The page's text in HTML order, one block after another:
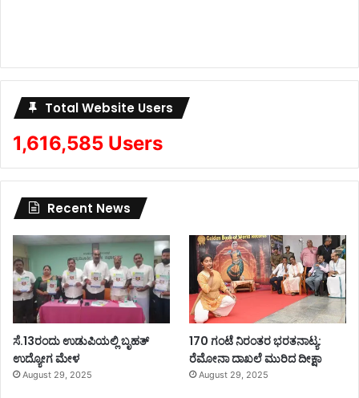
Total Website Users
1,616,585 Users
Recent News
ಸೆ.13ರಂದು ಉಡುಪಿಯಲ್ಲಿ ಬೃಹತ್
ಉದ್ಯೋಗ ಮೇಳ
August 29, 2025
170 ಗಂಟೆ ನಿರಂತರ ಭರತನಾಟ್ಯ:
ರೆಮೋನಾ ದಾಖಲೆ ಮುರಿದ ದೀಕ್ಷಾ
August 29, 2025